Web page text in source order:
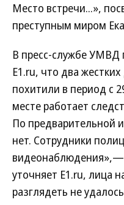
Место встречи...»,
преступным миром
В пресс-службе УМВД
E1.ru, что два
похитили в период с
месте работает
По предварительной
нет. Сотрудники
уточняет E1.ru, лица
разглядеть не